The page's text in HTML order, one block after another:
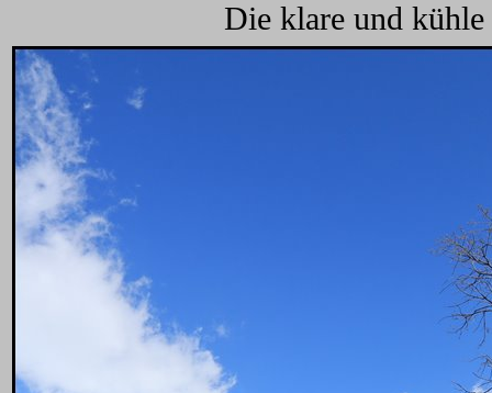
Die klare und